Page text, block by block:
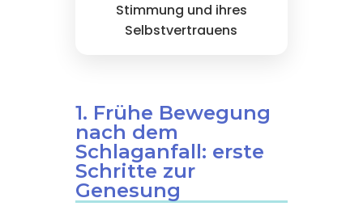
Stimmung und ihres
Selbstvertrauens
1. Frühe Bewegung
nach dem
Schlaganfall: erste
Schritte zur
Genesung